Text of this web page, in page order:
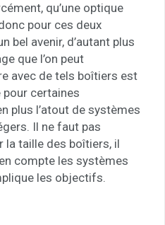
qu’une optique
pour ces deux
bel avenir, d’autant plus
que l’on peut
avec de tels boîtiers est
certaines
plus l’atout de systèmes
Il ne faut pas
la taille des boîtiers, il
compte les systèmes
les objectifs.